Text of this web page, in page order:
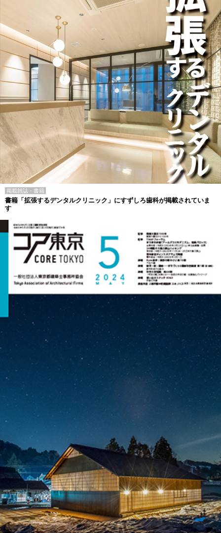
掲載雑誌・書籍
書籍「拡張するデンタルクリニック」にすずしろ歯科が掲載されていま
す